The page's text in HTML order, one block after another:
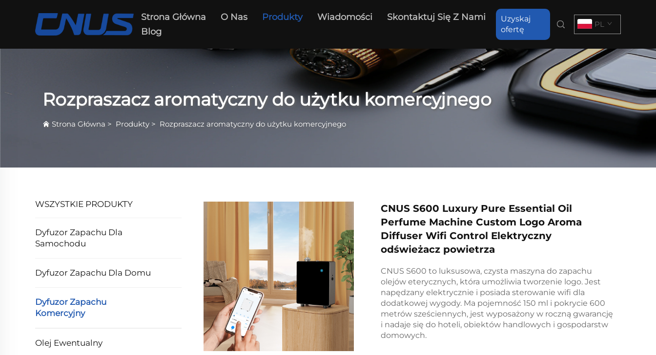
Strona Główna O Nas Produkty Wiadomości
Skontaktuj Się Z Nami
Blog
Uzyskaj
ofertę
PL
Rozpraszacz aromatyczny do użytku komercyjnego
Strona Główna > Produkty > Rozpraszacz aromatyczny do użytku komercyjnego
WSZYSTKIE PRODUKTY
Dyfuzor Zapachu Dla
Samochodu
Dyfuzor Zapachu Dla Domu
Dyfuzor Zapachu
Komercyjny
Olej Ewentualny
CNUS S600 Luxury Pure Essential Oil
Perfume Machine Custom Logo Aroma
Diffuser Wifi Control Elektryczny
odświeżacz powietrza
CNUS S600 to luksusowa, czysta maszyna do zapachu
olejów eterycznych, która umożliwia tworzenie logo. Jest
napędzany elektrycznie i posiada sterowanie wifi dla
dodatkowej wygody. Ma pojemność 150 ml i pokrycie 600
metrów sześciennych, jest wyposażony w roczną gwarancję
i nadaje się do hoteli, obiektów handlowych i gospodarstw
domowych.